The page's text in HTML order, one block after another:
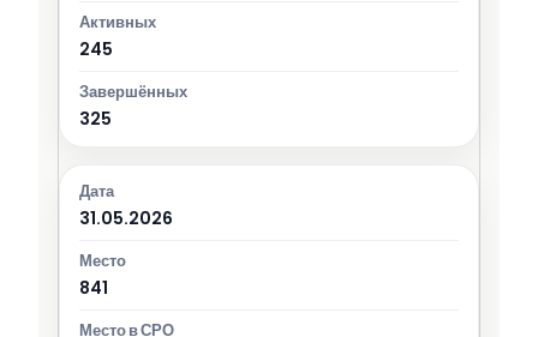
245
325
31.05.2026
841